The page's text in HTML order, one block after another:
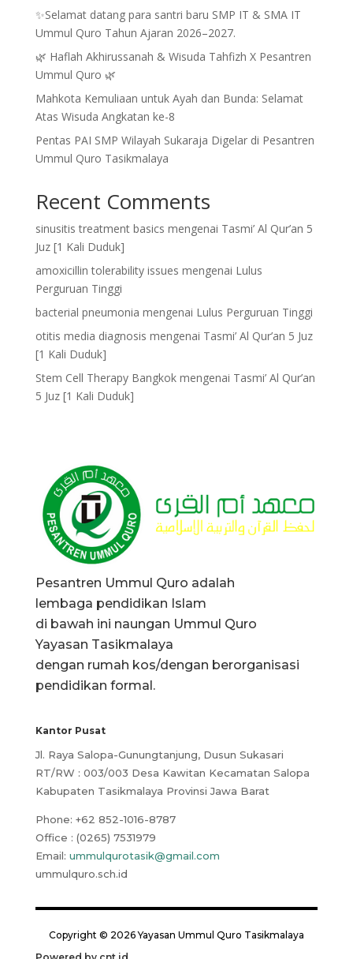
✨Selamat datang para santri baru SMP IT & SMA IT
Ummul Quro Tahun Ajaran 2026–2027.
🌿 Haflah Akhirussanah & Wisuda Tahfizh X Pesantren
Ummul Quro 🌿
Mahkota Kemuliaan untuk Ayah dan Bunda: Selamat
Atas Wisuda Angkatan ke-8
Pentas PAI SMP Wilayah Sukaraja Digelar di Pesantren
Ummul Quro Tasikmalaya
Recent Comments
sinusitis treatment basics mengenai Tasmi’ Al Qur’an 5
Juz [1 Kali Duduk]
amoxicillin tolerability issues mengenai Lulus
Perguruan Tinggi
bacterial pneumonia mengenai Lulus Perguruan Tinggi
otitis media diagnosis mengenai Tasmi’ Al Qur’an 5 Juz
[1 Kali Duduk]
Stem Cell Therapy Bangkokmengenai Tasmi’ Al Qur’an
5 Juz [1 Kali Duduk]
Pesantren Ummul Quro adalah
lembaga pendidikan Islam
di bawah ini naungan Ummul Quro
Yayasan Tasikmalaya
dengan rumah kos/dengan berorganisasi
pendidikan formal.
Kantor Pusat
Jl. Raya Salopa-Gunungtanjung, Dusun Sukasari
RT/RW : 003/003 Desa Kawitan Kecamatan Salopa
Kabupaten Tasikmalaya Provinsi Jawa Barat
Phone: +62 852-1016-8787
Office : (0265) 7531979
Email: ummulqurotasik@gmail.com
ummulquro.sch.id
Copyright © 2026 Yayasan Ummul Quro Tasikmalaya